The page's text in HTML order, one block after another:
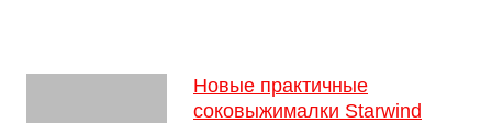
Новые практичные
соковыжималки Starwind